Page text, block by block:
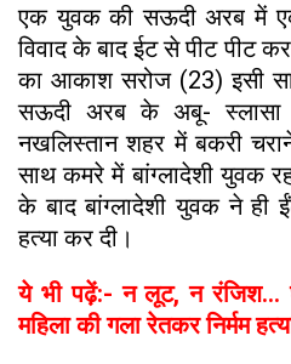
एक युवक की सऊदी अरब में
विवाद के बाद ईट से पीट पीट
का आकाश सरोज (23) इसी
सऊदी अरब के अबू- स्लासा
नखलिस्तान शहर में बकरी
साथ कमरे में बांग्लादेशी युवक
के बाद बांग्लादेशी युवक ने
हत्या कर दी।
ये भी पढ़ें:- न लूट, न रंजिश...
महिला की गला रेतकर निर्मम